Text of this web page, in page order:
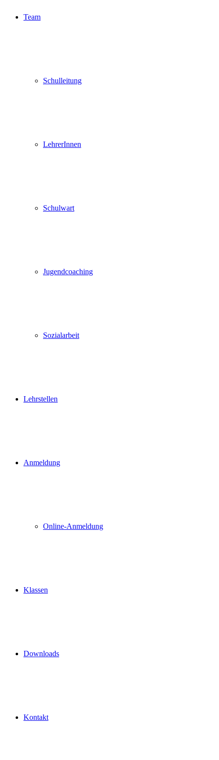
Team
Schulleitung
LehrerInnen
Schulwart
Jugendcoaching
Sozialarbeit
Lehrstellen
Anmeldung
Online-Anmeldung
Klassen
Downloads
Kontakt